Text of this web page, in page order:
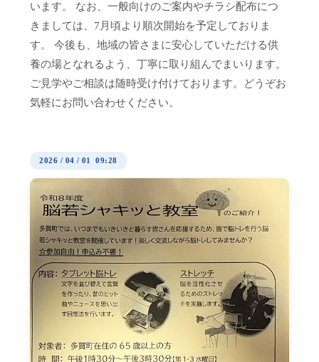
います。 なお、一般向けのご案内やチラシ配布につ
きましては、7月頃より順次開始を予定しておりま
す。 今後も、地域の皆さまに安心していただける供
養の場となれるよう、丁寧に取り組んでまいります。
ご見学やご相談は随時受け付けております。どうぞお
気軽にお問い合わせください。
2026 / 04 / 01 09:28